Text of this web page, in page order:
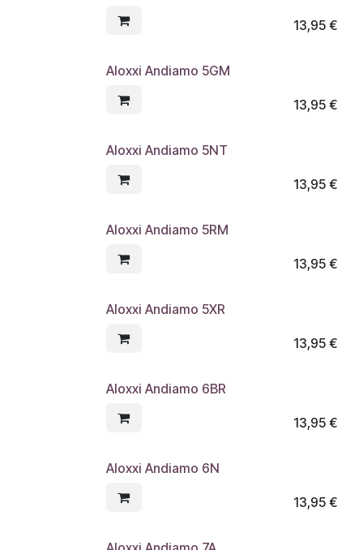
13,95€
Aloxxi Andiamo 5GM
13,95€
Aloxxi Andiamo 5NT
13,95€
Aloxxi Andiamo 5RM
13,95€
Aloxxi Andiamo 5XR
13,95€
Aloxxi Andiamo 6BR
13,95€
Aloxxi Andiamo 6N
13,95€